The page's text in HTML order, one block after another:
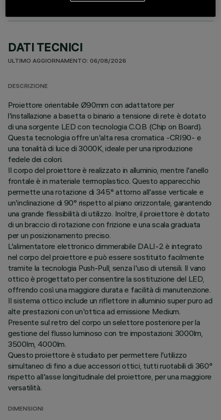
DATI TECNICI
ULTIMO AGGIORNAMENTO: 06/08/2026
DESCRIZIONE
Proiettore orientabile Ø90mm con adattatore per
l'installazione a basetta o binario a tensione di rete è dotato
di una sorgente LED con tecnologia C.O.B (Chip on Board).
Questa tecnologia offre un'alta resa cromatica -CRI90- e
una tonalità di luce di 3000K, ideale per una riproduzione
fedele dei colori.
Il corpo del proiettore è realizzato in alluminio, mentre l'anello
frontale è in materiale termoplastico. Questo apparecchio
permette una rotazione di 345° attorno all'asse verticale e
un'inclinazione di 90° rispetto al piano orizzontale, garantendo
una grande flessibilità di utilizzo. Inoltre, il proiettore è dotato
di un braccio di rotazione con frizione e una scala graduata
per un posizionamento preciso.
L'alimentatore elettronico dimmerabile DALI-2 è integrato
nel corpo del proiettore e può essere sostituito facilmente
tramite la tecnologia Push-Pull, senza l'uso di utensili. Il vano
ottico è progettato per consentire la sostituzione del LED,
offrendo così una maggiore durata e facilità di manutenzione.
Il sistema ottico include un riflettore in alluminio super puro ad
alte prestazioni con un'ottica ad emissione Medium.
Presente sul retro del corpo un selettore posteriore per la
gestione del flusso luminoso con tre impostazioni: 3000lm,
3500lm, 4000lm.
Questo proiettore è studiato per permettere l'utilizzo
simultaneo di fino a due accessori ottici, tutti ruotabili di 360°
rispetto all'asse longitudinale del proiettore, per una maggiore
versatilità.
DIMENSIONI